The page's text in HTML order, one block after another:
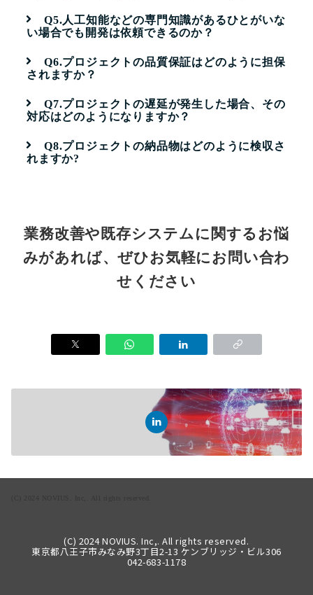
Q5.人工知能などの専門知識があるひとがいな
い場合でも開発は依頼できるのか？
Q6.プロジェクトの品質保証はどのように担保
されますか？
Q7.プロジェクトの遅延が発生した場合、その
対応はどのようになりますか？
Q8.プロジェクトの納品物はどのように検収さ
れますか?
業務改善や既存システムに関するお悩
みがあれば、ぜひお気軽にお問い合わ
せください
(C) 2024 NOVIUS. Inc,. All rights reserved.
東京都八王子市みなみ野3丁目2-13 ケンブリッジ・ビル306
042-683-1178